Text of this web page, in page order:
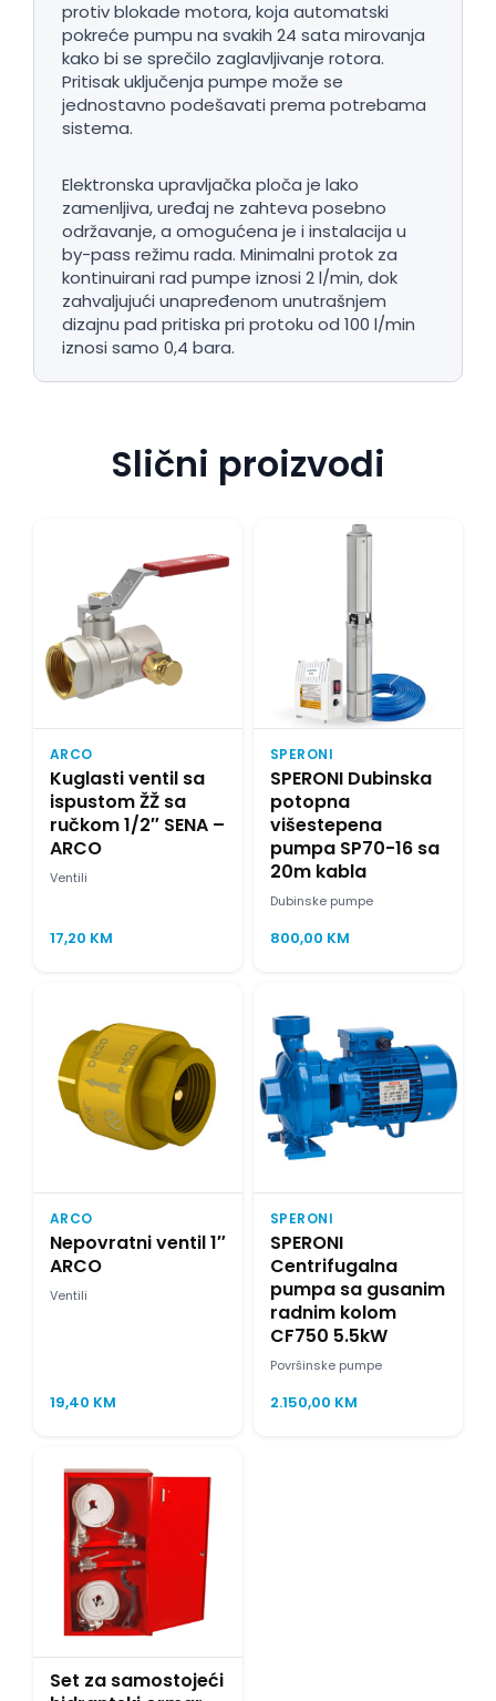
protiv blokade motora, koja automatski
pokreće pumpu na svakih 24 sata mirovanja
kako bi se sprečilo zaglavljivanje rotora.
Pritisak uključenja pumpe može se
jednostavno podešavati prema potrebama
sistema.
Elektronska upravljačka ploča je lako
zamenljiva, uređaj ne zahteva posebno
održavanje, a omogućena je i instalacija u
by-pass režimu rada. Minimalni protok za
kontinuirani rad pumpe iznosi 2 l/min, dok
zahvaljujući unapređenom unutrašnjem
dizajnu pad pritiska pri protoku od 100 l/min
iznosi samo 0,4 bara.
Slični proizvodi
ARCO
Kuglasti ventil sa
ispustom ŽŽ sa
ručkom 1/2″ SENA –
ARCO
Ventili
17,20 KM
SPERONI
SPERONI Dubinska
potopna
višestepena
pumpa SP70-16 sa
20m kabla
Dubinske pumpe
800,00 KM
ARCO
Nepovratni ventil 1″
ARCO
Ventili
19,40 KM
SPERONI
SPERONI
Centrifugalna
pumpa sa gusanim
radnim kolom
CF750 5.5kW
Površinske pumpe
2.150,00 KM
Set za samostojeći